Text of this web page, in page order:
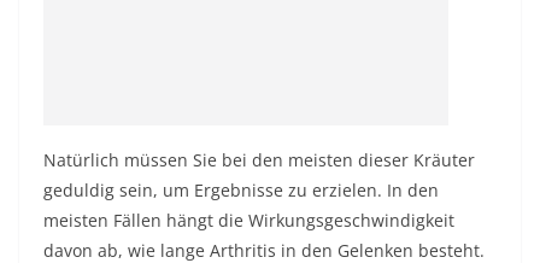
Natürlich müssen Sie bei den meisten dieser Kräuter
geduldig sein, um Ergebnisse zu erzielen. In den
meisten Fällen hängt die Wirkungsgeschwindigkeit
davon ab, wie lange Arthritis in den Gelenken besteht.